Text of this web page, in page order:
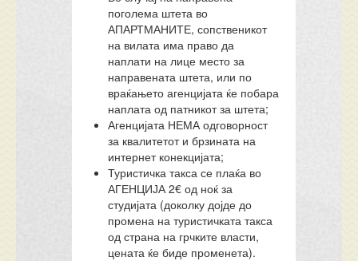
поголема штета во
АПАРТМАНИТЕ, сопственикот
на вилата има право да
наплати на лице место за
направената штета, или по
враќањето агенцијата ќе побара
наплата од патникот за штета;
Агенцијата НЕМА одговорност
за квалитетот и брзината на
интернет конекцијата;
Туристичка такса се плаќа во
АГЕНЦИЈА 2€ од ноќ за
студијата (доколку дојде до
промена на туристичката такса
од страна на грчките власти,
цената ќе биде променета).